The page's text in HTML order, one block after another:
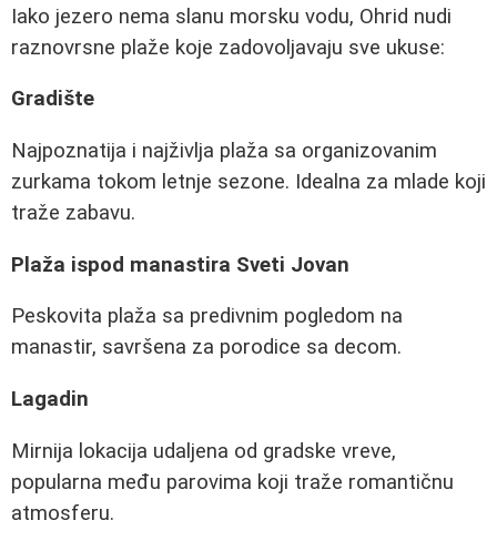
Iako jezero nema slanu morsku vodu, Ohrid nudi
raznovrsne plaže koje zadovoljavaju sve ukuse:
Gradište
Najpoznatija i najživlja plaža sa organizovanim
zurkama tokom letnje sezone. Idealna za mlade koji
traže zabavu.
Plaža ispod manastira Sveti Jovan
Peskovita plaža sa predivnim pogledom na
manastir, savršena za porodice sa decom.
Lagadin
Mirnija lokacija udaljena od gradske vreve,
popularna među parovima koji traže romantičnu
atmosferu.